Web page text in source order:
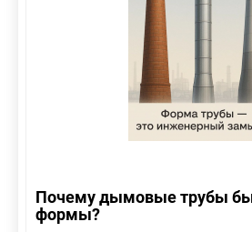
Почему дымовые трубы
формы?